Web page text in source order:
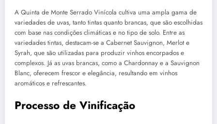
A Quinta de Monte Serrado Vinícola cultiva uma ampla gama de
variedades de uvas, tanto tintas quanto brancas, que são escolhidas
com base nas condições climáticas e no tipo de solo. Entre as
variedades tintas, destacam-se a Cabernet Sauvignon, Merlot e
Syrah, que são utilizadas para produzir vinhos encorpados e
complexos. Já as uvas brancas, como a Chardonnay e a Sauvignon
Blanc, oferecem frescor e elegância, resultando em vinhos
aromáticos e refrescantes.
Processo de Vinificação